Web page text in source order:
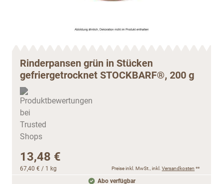
Rinderpansen grün in Stücken
gefriergetrocknet STOCKBARF®, 200 g
13,48 €
67,40 € / 1 kg Preise inkl. MwSt., inkl. Versandkosten **
Abo verfügbar